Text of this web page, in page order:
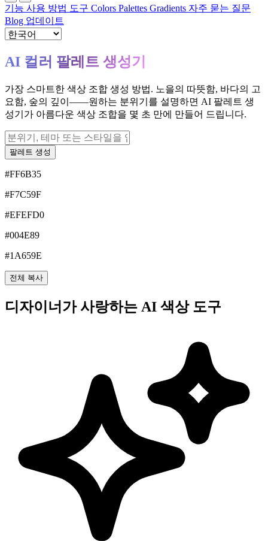
기능 사용 방법 도구 Colors Palettes Gradients 자주 묻는 질문
Blog 업데이트
AI 컬러 팔레트 생성기
가장 스마트한 색상 조합 생성 방법. 노을의 따뜻함, 바다의 고
요함, 숲의 깊이——원하는 분위기를 설명하면 AI 팔레트 생
성기가 아름다운 색상 조합을 몇 초 만에 만들어 드립니다.
팔레트 생성
#FF6B35
#F7C59F
#EFEFD0
#004E89
#1A659E
전체 복사
디자이너가 사랑하는 AI 색상 도구